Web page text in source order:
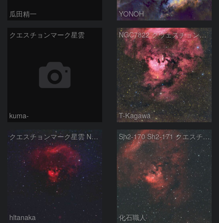
瓜田精一 YONOH
クエスチョンマーク星雲
kuma-
NGC7822 クウェスチョンマーク星雲 (ケフェウス座)
T-Kagawa
クエスチョンマーク星雲 NGC7822 ケフェウス座
hltanaka
Sh2-170 Sh2-171 クエスチョンマーク星雲 ケフェウス座
化石職人